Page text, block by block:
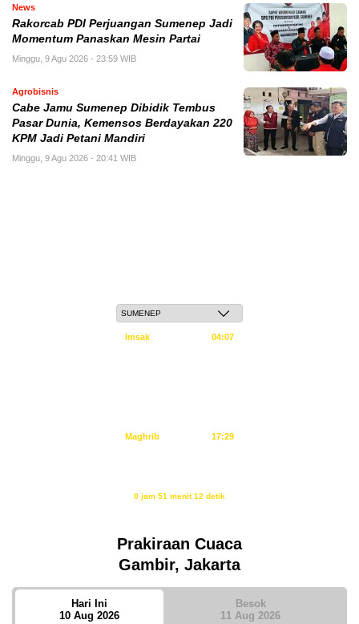
News
Rakorcab PDI Perjuangan Sumenep Jadi
Momentum Panaskan Mesin Partai
Minggu, 9 Agu 2026 - 23:59 WIB
Agrobisnis
Cabe Jamu Sumenep Dibidik Tembus
Pasar Dunia, Kemensos Berdayakan 220
KPM Jadi Petani Mandiri
Minggu, 9 Agu 2026 - 20:41 WIB
Imsak 04:07
Maghrib 17:29
0 jam 51 menit 11 detik
Prakiraan Cuaca
Gambir, Jakarta
Hari Ini
10 Aug 2026
Besok
11 Aug 2026